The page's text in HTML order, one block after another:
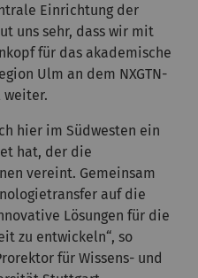
Einrichtung der
uns sehr, dass wir mit
für das akademische
Ulm an dem NXGTN-
weiter.
hier im Südwesten ein
hat, der die
vereint. Gemeinsam
auf die
Lösungen für die
zu entwickeln“, so
für Wissens- und